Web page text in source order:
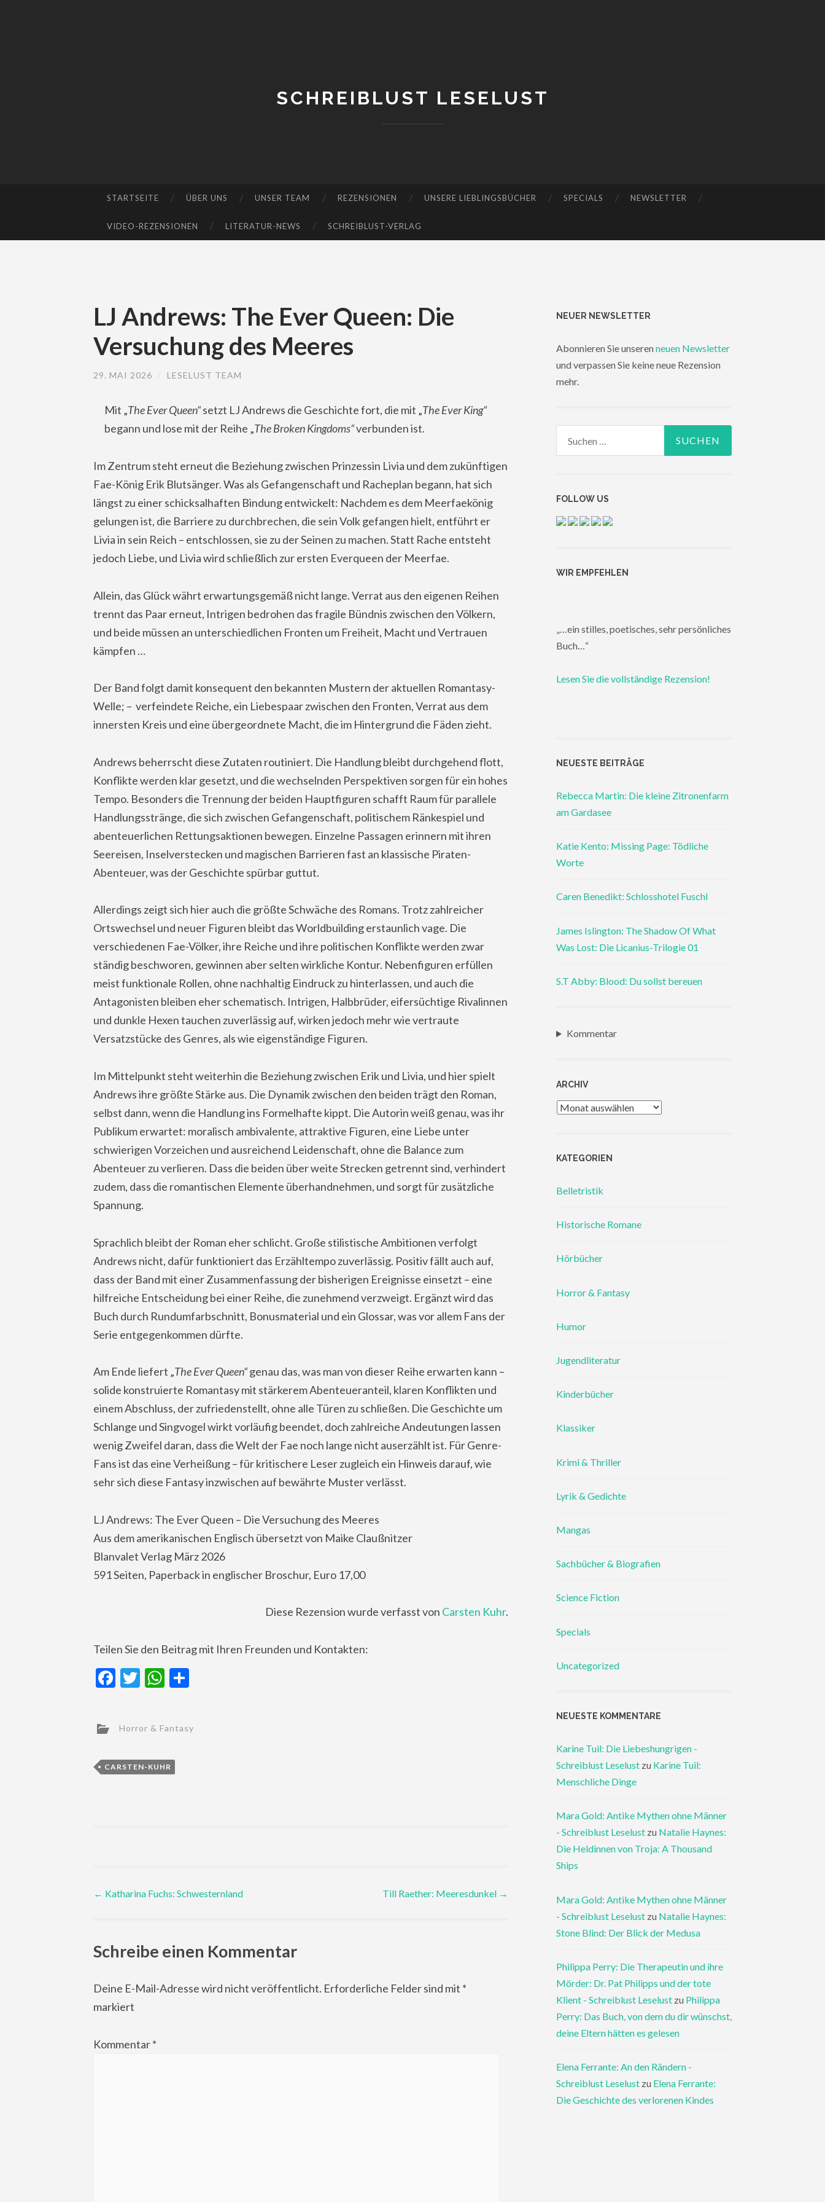
SCHREIBLUST LESELUST
STARTSEITE ÜBER UNS UNSER TEAM REZENSIONEN UNSERE LIEBLINGSBÜCHER SPECIALS NEWSLETTER
VIDEO-REZENSIONEN LITERATUR-NEWS SCHREIBLUST-VERLAG
LJ Andrews: The Ever Queen: Die
Versuchung des Meeres
29. MAI 2026 LESELUST TEAM
Mit „The Ever Queen“setzt LJ Andrews die Geschichte fort, die mit „The Ever King“
begann und lose mit der Reihe „The Broken Kingdoms“verbunden ist.
Im Zentrum steht erneut die Beziehung zwischen Prinzessin Livia und dem zukünftigen
Fae-König Erik Blutsänger. Was als Gefangenschaft und Racheplan begann, hat sich
längst zu einer schicksalhaften Bindung entwickelt: Nachdem es dem Meerfaekönig
gelungen ist, die Barriere zu durchbrechen, die sein Volk gefangen hielt, entführt er
Livia in sein Reich – entschlossen, sie zu der Seinen zu machen. Statt Rache entsteht
jedoch Liebe, und Livia wird schließlich zur ersten Everqueen der Meerfae.
Allein, das Glück währt erwartungsgemäß nicht lange. Verrat aus den eigenen Reihen
trennt das Paar erneut, Intrigen bedrohen das fragile Bündnis zwischen den Völkern,
und beide müssen an unterschiedlichen Fronten um Freiheit, Macht und Vertrauen
kämpfen …
Der Band folgt damit konsequent den bekannten Mustern der aktuellen Romantasy-
Welle; – verfeindete Reiche, ein Liebespaar zwischen den Fronten, Verrat aus dem
innersten Kreis und eine übergeordnete Macht, die im Hintergrund die Fäden zieht.
Andrews beherrscht diese Zutaten routiniert. Die Handlung bleibt durchgehend flott,
Konflikte werden klar gesetzt, und die wechselnden Perspektiven sorgen für ein hohes
Tempo. Besonders die Trennung der beiden Hauptfiguren schafft Raum für parallele
Handlungsstränge, die sich zwischen Gefangenschaft, politischem Ränkespiel und
abenteuerlichen Rettungsaktionen bewegen. Einzelne Passagen erinnern mit ihren
Seereisen, Inselverstecken und magischen Barrieren fast an klassische Piraten-
Abenteuer, was der Geschichte spürbar guttut.
Allerdings zeigt sich hier auch die größte Schwäche des Romans. Trotz zahlreicher
Ortswechsel und neuer Figuren bleibt das Worldbuilding erstaunlich vage. Die
verschiedenen Fae-Völker, ihre Reiche und ihre politischen Konflikte werden zwar
ständig beschworen, gewinnen aber selten wirkliche Kontur. Nebenfiguren erfüllen
meist funktionale Rollen, ohne nachhaltig Eindruck zu hinterlassen, und auch die
Antagonisten bleiben eher schematisch. Intrigen, Halbbrüder, eifersüchtige Rivalinnen
und dunkle Hexen tauchen zuverlässig auf, wirken jedoch mehr wie vertraute
Versatzstücke des Genres, als wie eigenständige Figuren.
Im Mittelpunkt steht weiterhin die Beziehung zwischen Erik und Livia, und hier spielt
Andrews ihre größte Stärke aus. Die Dynamik zwischen den beiden trägt den Roman,
selbst dann, wenn die Handlung ins Formelhafte kippt. Die Autorin weiß genau, was ihr
Publikum erwartet: moralisch ambivalente, attraktive Figuren, eine Liebe unter
schwierigen Vorzeichen und ausreichend Leidenschaft, ohne die Balance zum
Abenteuer zu verlieren. Dass die beiden über weite Strecken getrennt sind, verhindert
zudem, dass die romantischen Elemente überhandnehmen, und sorgt für zusätzliche
Spannung.
Sprachlich bleibt der Roman eher schlicht. Große stilistische Ambitionen verfolgt
Andrews nicht, dafür funktioniert das Erzähltempo zuverlässig. Positiv fällt auch auf,
dass der Band mit einer Zusammenfassung der bisherigen Ereignisse einsetzt – eine
hilfreiche Entscheidung bei einer Reihe, die zunehmend verzweigt. Ergänzt wird das
Buch durch Rundumfarbschnitt, Bonusmaterial und ein Glossar, was vor allem Fans der
Serie entgegenkommen dürfte.
Am Ende liefert „The Ever Queen“genau das, was man von dieser Reihe erwarten kann –
solide konstruierte Romantasy mit stärkerem Abenteueranteil, klaren Konflikten und
einem Abschluss, der zufriedenstellt, ohne alle Türen zu schließen. Die Geschichte um
Schlange und Singvogel wirkt vorläufig beendet, doch zahlreiche Andeutungen lassen
wenig Zweifel daran, dass die Welt der Fae noch lange nicht auserzählt ist. Für Genre-
Fans ist das eine Verheißung – für kritischere Leser zugleich ein Hinweis darauf, wie
sehr sich diese Fantasy inzwischen auf bewährte Muster verlässt.
LJ Andrews: The Ever Queen – Die Versuchung des Meeres
Aus dem amerikanischen Englisch übersetzt von Maike Claußnitzer
Blanvalet Verlag März 2026
591 Seiten, Paperback in englischer Broschur, Euro 17,00
Diese Rezension wurde verfasst von Carsten Kuhr.
Teilen Sie den Beitrag mit Ihren Freunden und Kontakten:
Facebook
TwitterWhatsApp
Horror & Fantasy
CARSTEN-KUHR
Post
← Katharina Fuchs: Schwesternland Till Raether: Meeresdunkel →
Schreibe einen Kommentar
Deine E-Mail-Adresse wird nicht veröffentlicht. Erforderliche Felder sind mit *
markiert
Kommentar*
NEUER NEWSLETTER
Abonnieren Sie unseren neuen Newsletter
und verpassen Sie keine neue Rezension
mehr.
FOLLOW US
WIR EMPFEHLEN
„…ein stilles, poetisches, sehr persönliches
Buch…“
Lesen Sie die vollständige Rezension!
NEUESTE BEITRÄGE
Rebecca Martin: Die kleine Zitronenfarm
am Gardasee
Katie Kento: Missing Page: Tödliche
Worte
Caren Benedikt: Schlosshotel Fuschl
James Islington: The Shadow Of What
Was Lost: Die Licanius-Trilogie 01
S.T Abby: Blood: Du sollst bereuen
Kommentar
ARCHIV
Archiv
KATEGORIEN
Belletristik
Historische Romane
Hörbücher
Horror & Fantasy
Humor
Jugendliteratur
Kinderbücher
Klassiker
Krimi & Thriller
Lyrik & Gedichte
Mangas
Sachbücher & Biografien
Science Fiction
Specials
Uncategorized
NEUESTE KOMMENTARE
Karine Tuil: Die Liebeshungrigen -
Schreiblust Leselust zu Karine Tuil:
Menschliche Dinge
Mara Gold: Antike Mythen ohne Männer
- Schreiblust Leselust zu Natalie Haynes:
Die Heldinnen von Troja: A Thousand
Ships
Mara Gold: Antike Mythen ohne Männer
- Schreiblust Leselust zu Natalie Haynes:
Stone Blind: Der Blick der Medusa
Philippa Perry: Die Therapeutin und ihre
Mörder: Dr. Pat Philipps und der tote
Klient - Schreiblust Leselust zu Philippa
Perry: Das Buch, von dem du dir wünschst,
deine Eltern hätten es gelesen
Elena Ferrante: An den Rändern -
Schreiblust Leselust zu Elena Ferrante:
Die Geschichte des verlorenen Kindes